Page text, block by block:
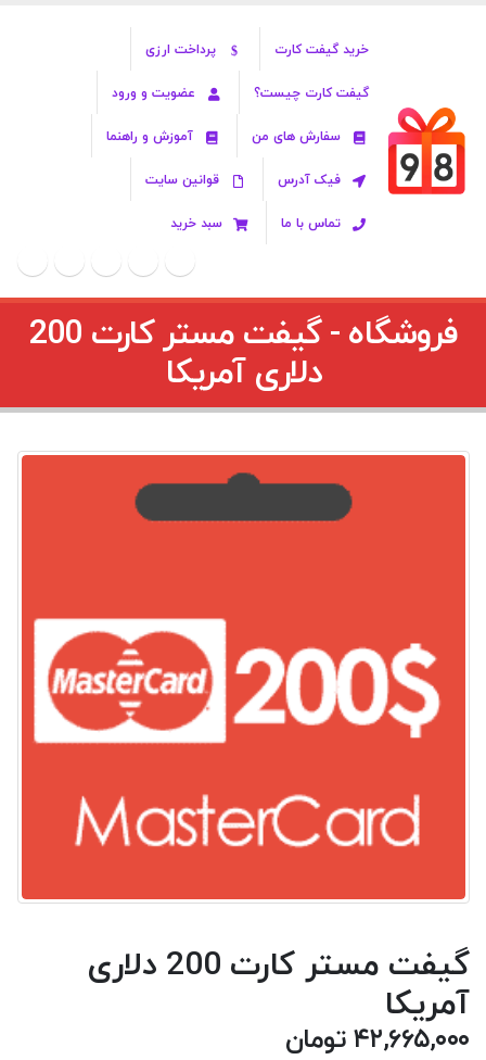
خرید گیفت کارت پرداخت ارزی
گیفت کارت چیست؟ عضویت و ورود
سفارش های من آموزش و راهنما
فیک آدرس قوانین سایت
تماس با ما سبد خرید
فروشگاه - گیفت مستر کارت 200
دلاری آمریکا
گیفت مستر کارت 200 دلاری
آمریکا
۴۲,۶۶۵,۰۰۰ تومان